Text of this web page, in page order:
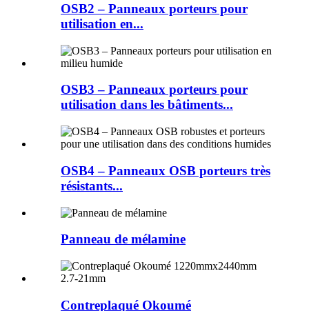
OSB2 – Panneaux porteurs pour
utilisation en...
OSB3 – Panneaux porteurs pour
utilisation dans les bâtiments...
OSB4 – Panneaux OSB porteurs très
résistants...
Panneau de mélamine
Contreplaqué Okoumé